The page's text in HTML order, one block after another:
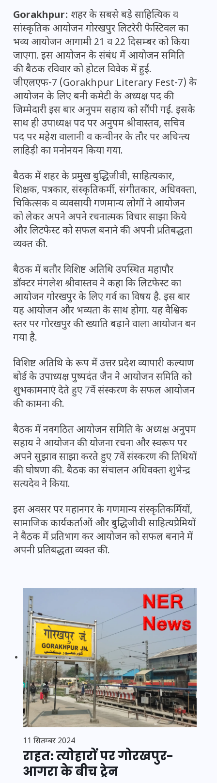
Gorakhpur: शहर के सबसे बड़े साहित्यिक व
सांस्कृतिक आयोजन गोरखपुर लिटरेरी फेस्टिवल का
भव्य आयोजन आगामी 21 व 22 दिसम्बर को किया
जाएगा. इस आयोजन के संबंध में आयोजन समिति
की बैठक रविवार को होटल विवेक में हुई.
जीएलएफ-7 (Gorakhpur Literary Fest-7) के
आयोजन के लिए बनी कमेटी के अध्यक्ष पद की
जिम्मेदारी इस बार अनुपम सहाय को सौंपी गई. इसके
साथ ही उपाध्यक्ष पद पर अनुपम श्रीवास्तव, सचिव
पद पर महेश वालानी व कन्वीनर के तौर पर अचिन्त्य
लाहिड़ी का मनोनयन किया गया.
बैठक में शहर के प्रमुख बुद्धिजीवी, साहित्यकार,
शिक्षक, पत्रकार, संस्कृतिकर्मी, संगीतकार, अधिवक्ता,
चिकित्सक व व्यवसायी गणमान्य लोगों ने आयोजन
को लेकर अपने अपने रचनात्मक विचार साझा किये
और लिटफेस्ट को सफल बनाने की अपनी प्रतिबद्धता
व्यक्त की.
बैठक में बतौर विशिष्ट अतिथि उपस्थित महापौर
डॉक्टर मंगलेश श्रीवास्तव ने कहा कि लिटफेस्ट का
आयोजन गोरखपुर के लिए गर्व का विषय है. इस बार
यह आयोजन और भव्यता के साथ होगा. यह वैश्विक
स्तर पर गोरखपुर की ख्याति बढ़ाने वाला आयोजन बन
गया है.
विशिष्ट अतिथि के रूप में उत्तर प्रदेश व्यापारी कल्याण
बोर्ड के उपाध्यक्ष पुष्पदंत जैन ने आयोजन समिति को
शुभकामनाएं देते हुए 7वें संस्करण के सफल आयोजन
की कामना की.
बैठक में नवगठित आयोजन समिति के अध्यक्ष अनुपम
सहाय ने आयोजन की योजना रचना और स्वरूप पर
अपने सुझाव साझा करते हुए 7वें संस्करण की तिथियों
की घोषणा की. बैठक का संचालन अधिवक्ता शुभेन्द्र
सत्यदेव ने किया.
इस अवसर पर महानगर के गणमान्य संस्कृतिकर्मियों,
सामाजिक कार्यकर्ताओं और बुद्धिजीवी साहित्यप्रेमियों
ने बैठक में प्रतिभाग कर आयोजन को सफल बनाने में
अपनी प्रतिबद्धता व्यक्त की.
11 सितम्बर 2024
राहत: त्योहारों पर गोरखपुर-
आगरा के बीच ट्रेन